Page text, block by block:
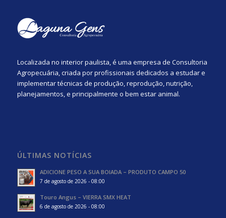
Localizada no interior paulista, é uma empresa de Consultoria
Agropecuária, criada por profissionais dedicados a estudar e
implementar técnicas de produção, reprodução, nutrição,
planejamentos, e principalmente o bem estar animal.
ÚLTIMAS NOTÍCIAS
ADICIONE PESO A SUA BOIADA – PRODUTO CAMPO 50
7 de agosto de 2026 - 08:00
Touro Angus – VIERRA SMX HEAT
6 de agosto de 2026 - 08:00